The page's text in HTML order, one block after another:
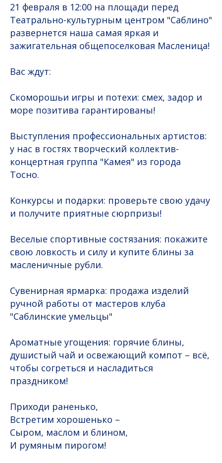
21 февраля в 12:00 на площади перед
Театрально-культурным центром "Саблино"
развернется наша самая яркая и
зажигательная общепоселковая Масленица!
Вас ждут:
Скоморошьи игры и потехи: смех, задор и
море позитива гарантированы!
Выступления профессиональных артистов:
у нас в гостях творческий коллектив-
концертная группа "Камея" из города
Тосно.
Конкурсы и подарки: проверьте свою удачу
и получите приятные сюрпризы!
Веселые спортивные состязания: покажите
свою ловкость и силу и купите блины за
масленичные рубли.
Сувенирная ярмарка: продажа изделий
ручной работы от мастеров клуба
"Саблинские умельцы"
Ароматные угощения: горячие блины,
душистый чай и освежающий компот – всё,
чтобы согреться и насладиться
праздником!
Приходи раненько,
Встретим хорошенько –
Сыром, маслом и блином,
И румяным пирогом!